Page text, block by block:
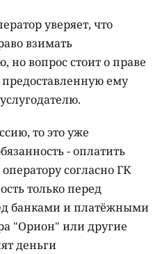
уверяет, что
взимать
но вопрос стоит о праве
ему
то это уже
- оплатить
согласно ГК
только перед
банками и платёжными
"Орион" или другие
деньги